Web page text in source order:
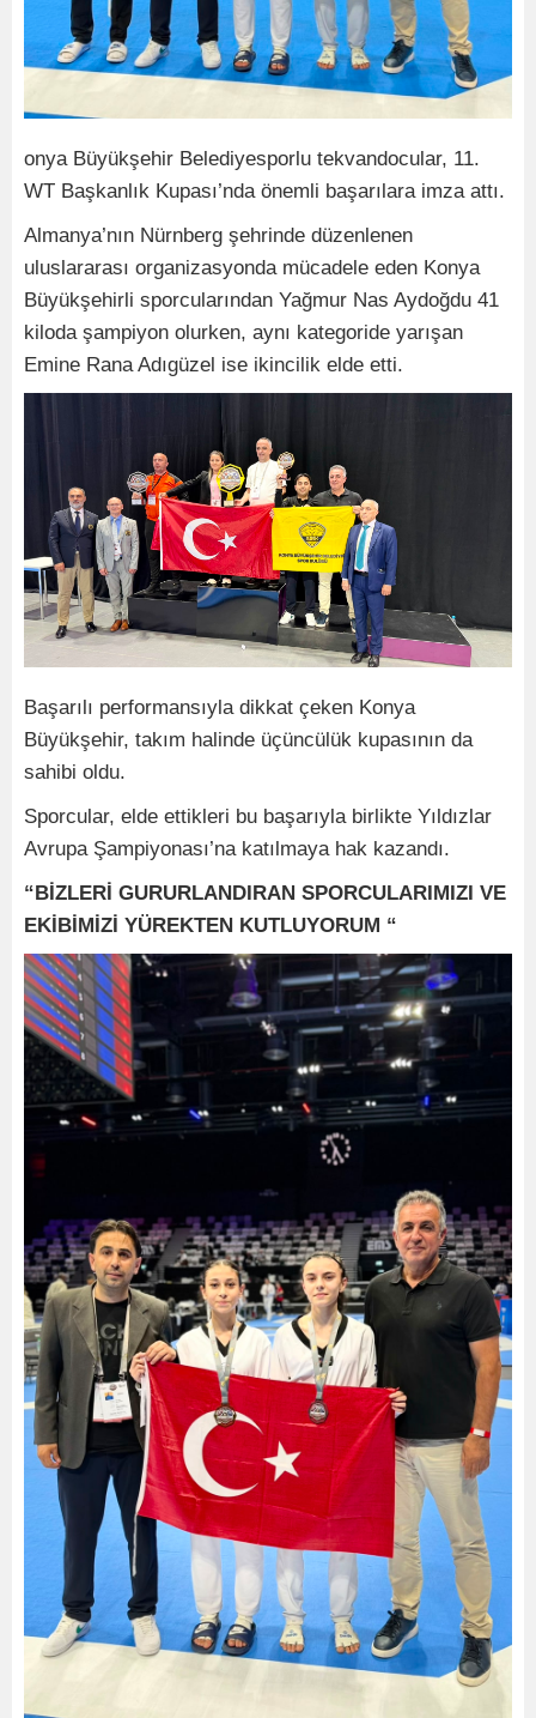
onya Büyükşehir Belediyesporlu tekvandocular, 11.
WT Başkanlık Kupası’nda önemli başarılara imza attı.
Almanya’nın Nürnberg şehrinde düzenlenen
uluslararası organizasyonda mücadele eden Konya
Büyükşehirli sporcularından Yağmur Nas Aydoğdu 41
kiloda şampiyon olurken, aynı kategoride yarışan
Emine Rana Adıgüzel ise ikincilik elde etti.
Başarılı performansıyla dikkat çeken Konya
Büyükşehir, takım halinde üçüncülük kupasının da
sahibi oldu.
Sporcular, elde ettikleri bu başarıyla birlikte Yıldızlar
Avrupa Şampiyonası’na katılmaya hak kazandı.
“BİZLERİ GURURLANDIRAN SPORCULARIMIZI VE
EKİBİMİZİ YÜREKTEN KUTLUYORUM “